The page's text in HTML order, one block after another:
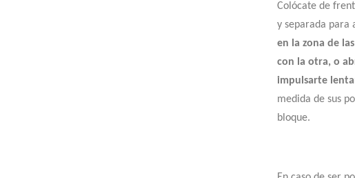
Colócate de
y separada para
en la zona de
con la otra, o
impulsarte
medida de sus
bloque.